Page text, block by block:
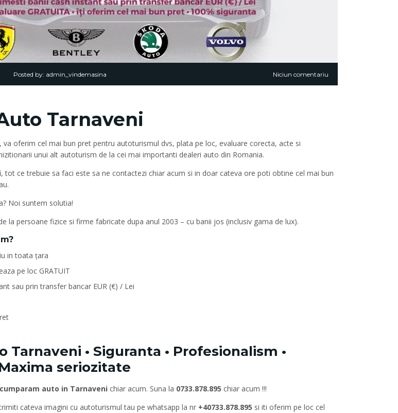
Posted by: admin_vindemasina Niciun comentariu
Tarnaveni
va oferim cel mai bun pret pentru autoturismul dvs, plata pe loc, evaluare corecta, acte si
unui alt autoturism de la cei mai importanti dealeri auto din Romania.
, tot ce trebuie sa faci este sa ne contactezi chiar acum si in doar cateva ore poti obtine cel mai bun
Noi suntem solutia!
la persoane fizice si firme fabricate dupa anul 2003 – cu banii jos (inclusiv gama de lux).
in toata țara
pe loc GRATUIT
sau prin transfer bancar EUR (€) / Lei
Tarnaveni • Siguranta • Profesionalism •
seriozitate
cumparam auto in Tarnaveni chiar acum. Suna la 0733.878.895 chiar acum !!!
cateva imagini cu autoturismul tau pe whatsapp la nr +40733.878.895 si iti oferim pe loc cel